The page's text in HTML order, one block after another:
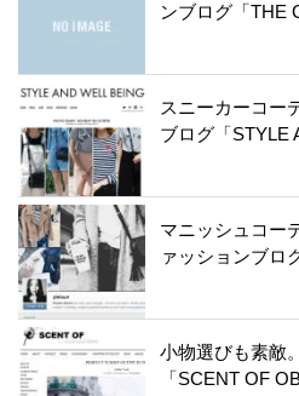
ンブログ「THE
スニーカーコー
ブログ「STYLE
マニッシュコー
ァッションブロ
小物選びも素敵
「SCENT OF